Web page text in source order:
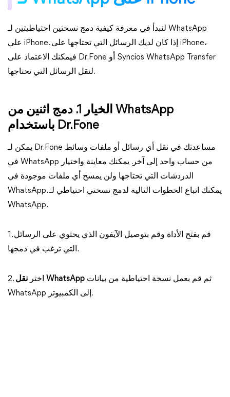
لنبدأ في معرفة كيفية دمج نسختين احتياطيتين لـ WhatsApp
على iPhone. إذا كان لديك الرسائل التي تحتاجها على iPhone،
فيمكنك الاعتماد على Dr.Fone أو Syncios WhatsApp Transfer
لنقل الرسائل التي تحتاجها.
الخيار 1. دمج اثنين من WhatsApp
باستخدام Dr.Fone
يمكن لـ Dr.Fone مساعدتك في نقل أي رسائل أو ملفات وسائط
في WhatsApp من حساب واحد إلى آخر. يمكنك معاينة واختيار
الدردشات التي تحتاجها ولن يمسح أي ملفات موجودة في
WhatsApp. يمكنك اتباع الخطوات التالية لدمج نسختي احتياطي لـ
WhatsApp.
1. قم بفتح الأداة وقم بتوصيل الآيفون الذي يحتوي على الرسائل
التي ترغب في دمجها.
2. اختر نقل WhatsApp
WhatsApp إلى الكمبيوتر.